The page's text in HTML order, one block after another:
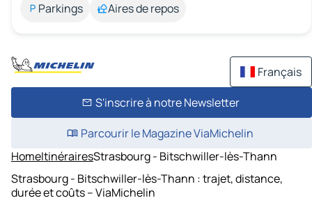
Parkings
Aires de repos
Français
S'inscrire à notre Newsletter
Parcourir le Magazine ViaMichelin
HomeItinérairesStrasbourg - Bitschwiller-lès-Thann
Strasbourg - Bitschwiller-lès-Thann : trajet, distance,
durée et coûts – ViaMichelin